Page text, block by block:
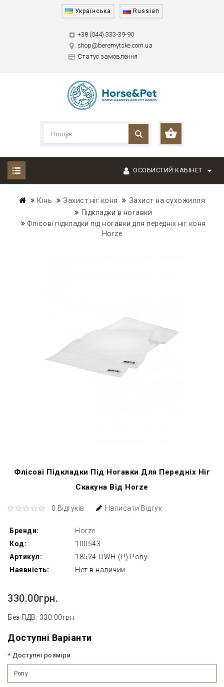
Українська Russian
+38 (044) 333-39-90
shop@beremytske.com.ua
Статус замовлення
ОСОБИСТИЙ КАБІНЕТ
Кінь Захист ніг коня
Захист на сухожилля
Підкладки в ногавки
Флісові підкладки під ногавки для передніх ніг коня
Horze
Флісові Підкладки Під Ногавки Для Передніх Ніг
Скакуна Від Horze
0 Відгуків Написати Відгук
Бренди:
Horze
Код:
100543
Артикул:
18524-OWH-(P) Pony
Наявність:
Нет в наличии
330.00грн.
Без ПДВ: 330.00грн.
Доступні Варіанти
Доступні розміри
Pony